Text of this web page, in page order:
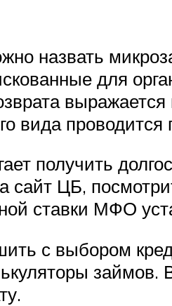
назвать
для
вида
получить
сайт ЦБ,
ставки МФО
с выбором
займов.